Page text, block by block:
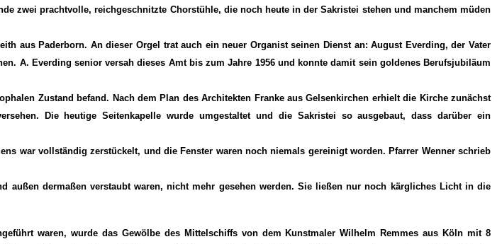
zwei prachtvolle, reichgeschnitzte Chorstühle, die noch heute in der Sakristei stehen und manchem müden
aus Paderborn. An dieser Orgel trat auch ein neuer Organist seinen Dienst an: August Everding, der Vater
A. Everding senior versah dieses Amt bis zum Jahre 1956 und konnte damit sein goldenes Berufsjubiläum
Zustand befand. Nach dem Plan des Architekten Franke aus Gelsenkirchen erhielt die Kirche zunächst
Die heutige Seitenkapelle wurde umgestaltet und die Sakristei so ausgebaut, dass darüber ein
war vollständig zerstückelt, und die Fenster waren noch niemals gereinigt worden. Pfarrer Wenner schrieb
dermaßen verstaubt waren, nicht mehr gesehen werden. Sie ließen nur noch kärgliches Licht in die
waren, wurde das Gewölbe des Mittelschiffs von dem Kunstmaler Wilhelm Remmes aus Köln mit 8